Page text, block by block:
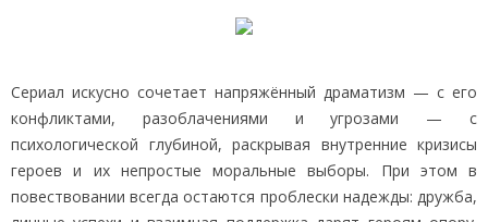
Сериал искусно сочетает напряжённый драматизм — с его
конфликтами, разоблачениями и угрозами — с
психологической глубиной, раскрывая внутренние кризисы
героев и их непростые моральные выборы. При этом в
повествовании всегда остаются проблески надежды: дружба,